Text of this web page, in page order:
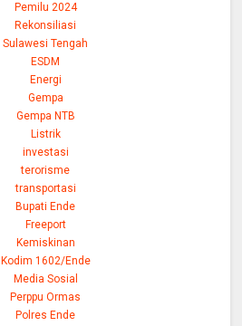
Pemilu 2024
Rekonsiliasi
Sulawesi Tengah
ESDM
Energi
Gempa
Gempa NTB
Listrik
investasi
terorisme
transportasi
Bupati Ende
Freeport
Kemiskinan
Kodim 1602/Ende
Media Sosial
Perppu Ormas
Polres Ende